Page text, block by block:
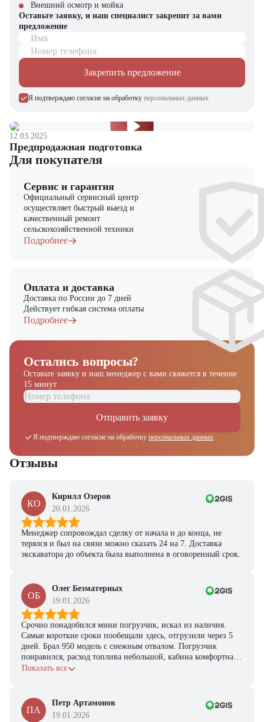
Сервисное обслуживание по всей России
Оригинальные запчасти в наличии
Гибкие условия покупки
Доставку и ввод в эксплуатацию
Грунтовый каток Hidromek 110 CS – это надежное и
производительное решение для различных строительных задач. Его
сбалансированные характеристики и турецкое качество делают эту
модель отличным выбором для подрядных организаций.
обращайтесь в компанию "ЦТО". Наши специалисты помогут
подобрать оптимальную технику для ваших проектов.
Внешний осмотр и мойка
Оставьте заявку, и наш специалист закрепит за вами
предложение
Имя
Номер телефона
Закрепить предложение
Я подтверждаю согласие на обработку персональных данных
12.03.2025
Предпродажная подготовка
Для покупателя
Сервис и гарантия
Официальный сервисный центр
осуществляет быстрый выезд и
качественный ремонт
сельскохозяйственной техники
Подробнее
Оплата и доставка
Доставка по России до 7 дней
Действует гибкая система оплаты
Подробнее
Остались вопросы?
Оставьте заявку и наш менеджер с вами свяжется в течение
15 минут
Отправить заявку
Я подтверждаю согласие на обработку персональных данных
Отзывы
КО
Кирилл Озеров
20.01.2026
Менеджер сопровождал сделку от начала и до конца, не
терялся и был на связи можно сказать 24 на 7. Доставка
экскаватора до объекта была выполнена в оговоренный срок.
ОБ
Олег Безматерных
19.01.2026
Срочно понадобился мини погрузчик, искал из наличия.
Самые короткие сроки пообещали здесь, отгрузили через 5
дней. Брал 950 модель с снежным отвалом. Погрузчик
понравился, расход топлива небольшой, кабина комфортная,
с задачами справляется.
Показать все
ПА
Петр Артамонов
19.01.2026